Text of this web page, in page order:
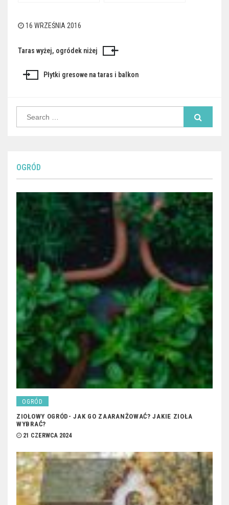
16 WRZEŚNIA 2016
Nawigacja
wpisu
Taras wyżej, ogródek niżej
Płytki gresowe na taras i balkon
OGRÓD
OGRÓD
ZIOŁOWY OGRÓD- JAK GO ZAARANŻOWAĆ? JAKIE ZIOŁA
WYBRAĆ?
21 CZERWCA 2024